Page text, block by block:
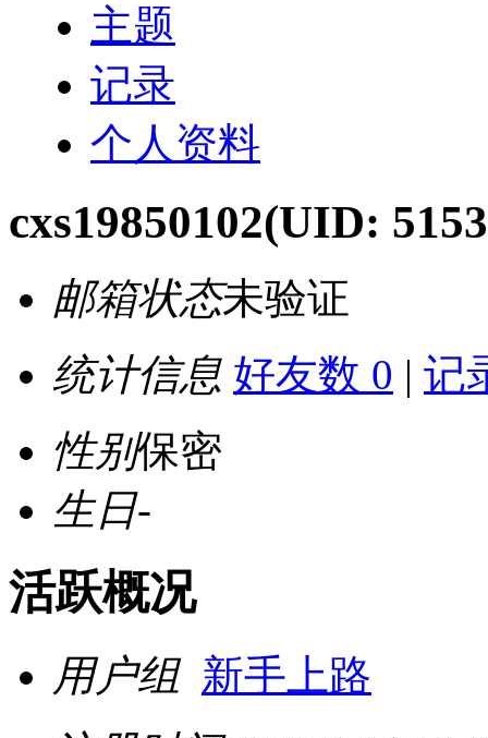
主题
记录
个人资料
cxs19850102(UID:
邮箱状态未验证
统计信息 好友数 0 | 记
性别保密
生日-
活跃概况
用户组 新手上路